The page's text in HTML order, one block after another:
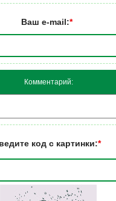
Ваш e-mail:*
Комментарий:
код с картинки:*